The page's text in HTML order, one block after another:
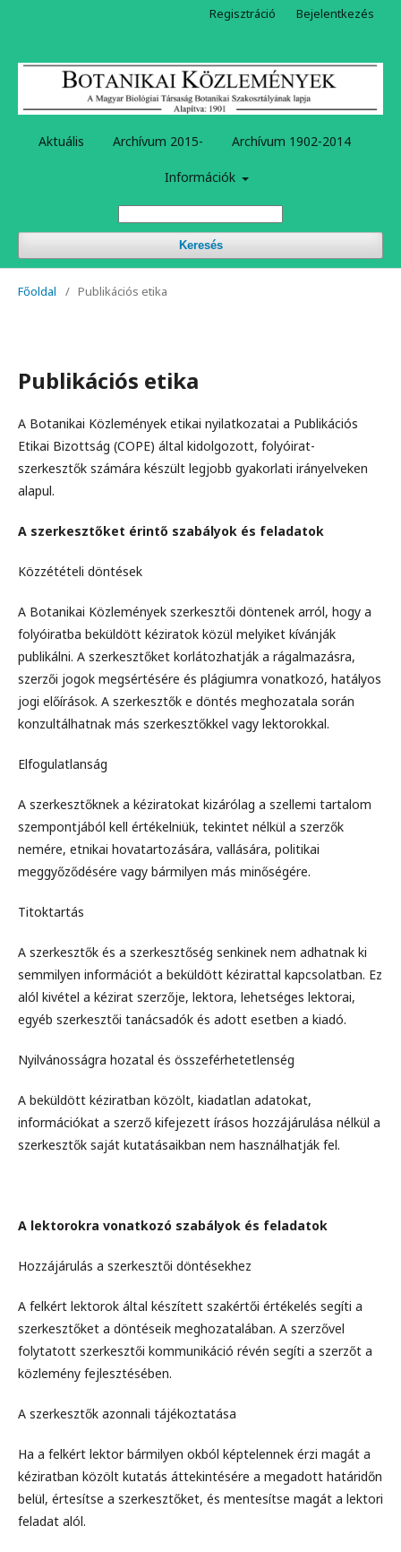
Aktuális Archívum 2015- Archívum 1902-2014
Információk
Keresés
Regisztráció Bejelentkezés
Főoldal / Publikációs etika
Publikációs etika
A Botanikai Közlemények etikai nyilatkozatai a Publikációs
Etikai Bizottság (COPE) által kidolgozott, folyóirat-
szerkesztők számára készült legjobb gyakorlati irányelveken
alapul.
A szerkesztőket érintő szabályok és feladatok
Közzétételi döntések
A Botanikai Közlemények szerkesztői döntenek arról, hogy a
folyóiratba beküldött kéziratok közül melyiket kívánják
publikálni. A szerkesztőket korlátozhatják a rágalmazásra,
szerzői jogok megsértésére és plágiumra vonatkozó, hatályos
jogi előírások. A szerkesztők e döntés meghozatala során
konzultálhatnak más szerkesztőkkel vagy lektorokkal.
Elfogulatlanság
A szerkesztőknek a kéziratokat kizárólag a szellemi tartalom
szempontjából kell értékelniük, tekintet nélkül a szerzők
nemére, etnikai hovatartozására, vallására, politikai
meggyőződésére vagy bármilyen más minőségére.
Titoktartás
A szerkesztők és a szerkesztőség senkinek nem adhatnak ki
semmilyen információt a beküldött kézirattal kapcsolatban. Ez
alól kivétel a kézirat szerzője, lektora, lehetséges lektorai,
egyéb szerkesztői tanácsadók és adott esetben a kiadó.
Nyilvánosságra hozatal és összeférhetetlenség
A beküldött kéziratban közölt, kiadatlan adatokat,
információkat a szerző kifejezett írásos hozzájárulása nélkül a
szerkesztők saját kutatásaikban nem használhatják fel.
A lektorokra vonatkozó szabályok és feladatok
Hozzájárulás a szerkesztői döntésekhez
A felkért lektorok által készített szakértői értékelés segíti a
szerkesztőket a döntéseik meghozatalában. A szerzővel
folytatott szerkesztői kommunikáció révén segíti a szerzőt a
közlemény fejlesztésében.
A szerkesztők azonnali tájékoztatása
Ha a felkért lektor bármilyen okból képtelennek érzi magát a
kéziratban közölt kutatás áttekintésére a megadott határidőn
belül, értesítse a szerkesztőket, és mentesítse magát a lektori
feladat alól.